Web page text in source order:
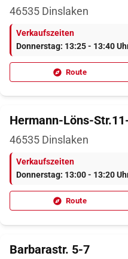
46535 Dinslaken
Verkaufszeiten
Donnerstag: 13:25 - 13:40
Route
Hermann-Löns-
46535 Dinslaken
Verkaufszeiten
Donnerstag: 13:00 - 13:20
Route
Barbarastr. 5-7